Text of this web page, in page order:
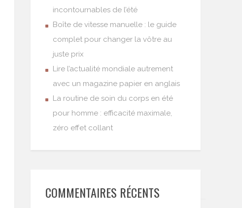
incontournables de l’été
Boîte de vitesse manuelle : le guide
complet pour changer la vôtre au
juste prix
Lire l’actualité mondiale autrement
avec un magazine papier en anglais
La routine de soin du corps en été
pour homme : efficacité maximale,
zéro effet collant
COMMENTAIRES RÉCENTS